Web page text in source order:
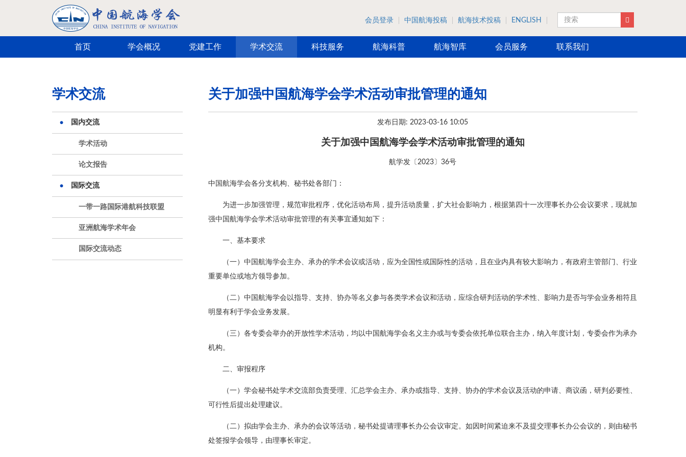
会员登录 中国航海投稿 航海技术投稿 ENGLISH
搜索
首页 学会概况 党建工作 学术交流 科技服务 航海科普 航海智库 会员服务 联系我们
学术交流
国内交流
学术活动
论文报告
国际交流
一带一路国际港航科技联盟
亚洲航海学术年会
国际交流动态
关于加强中国航海学会学术活动审批管理的通知
发布日期: 2023-03-16 10:05
关于加强中国航海学会学术活动审批管理的通知
航学发〔2023〕36号
中国航海学会各分支机构、秘书处各部门：
为进一步加强管理，规范审批程序，优化活动布局，提升活动质量，扩大社会影响力，根据第四十一次理事长办公会议要求，现就加
强中国航海学会学术活动审批管理的有关事宜通知如下：
一、基本要求
（一）中国航海学会主办、承办的学术会议或活动，应为全国性或国际性的活动，且在业内具有较大影响力，有政府主管部门、行业
重要单位或地方领导参加。
（二）中国航海学会以指导、支持、协办等名义参与各类学术会议和活动，应综合研判活动的学术性、影响力是否与学会业务相符且
明显有利于学会业务发展。
（三）各专委会举办的开放性学术活动，均以中国航海学会名义主办或与专委会依托单位联合主办，纳入年度计划，专委会作为承办
机构。
二、审报程序
（一）学会秘书处学术交流部负责受理、汇总学会主办、承办或指导、支持、协办的学术会议及活动的申请、商议函，研判必要性、
可行性后提出处理建议。
（二）拟由学会主办、承办的会议等活动，秘书处提请理事长办公会议审定。如因时间紧迫来不及提交理事长办公会议的，则由秘书
处签报学会领导，由理事长审定。